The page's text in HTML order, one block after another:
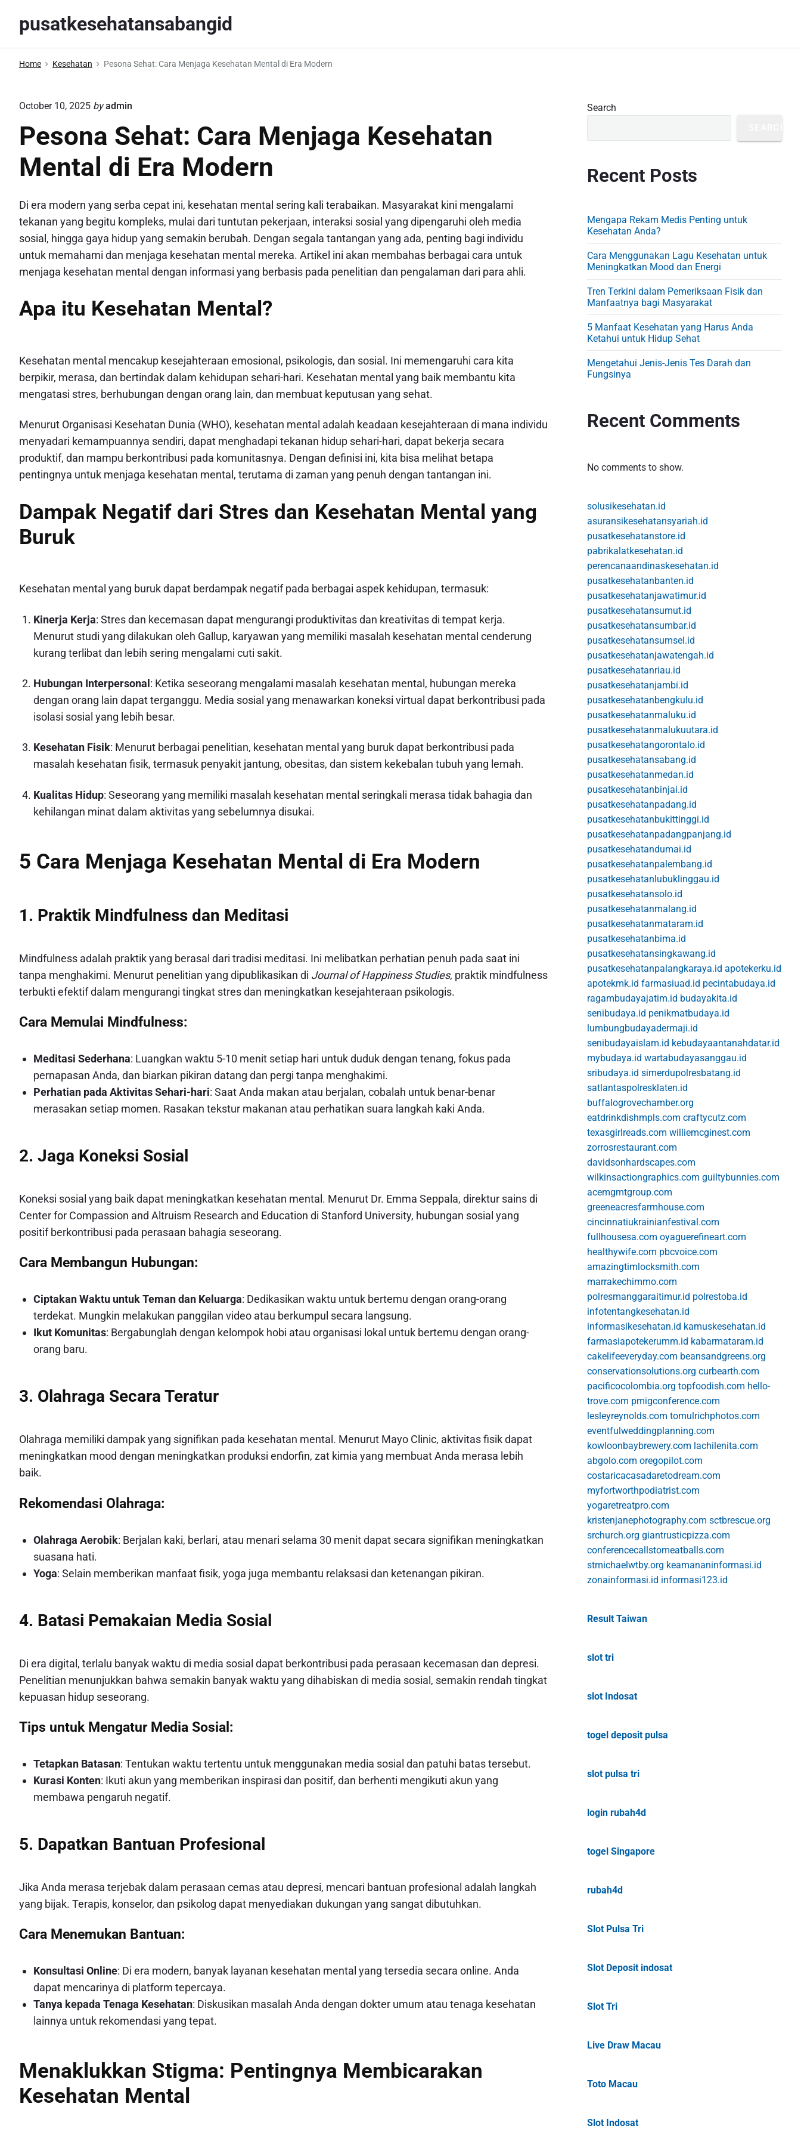
pusatkesehatansabangid
Home Kesehatan Pesona Sehat: Cara Menjaga Kesehatan Mental di Era Modern
October 10, 2025 by admin
Pesona Sehat: Cara Menjaga Kesehatan
Mental di Era Modern
Di era modern yang serba cepat ini, kesehatan mental sering kali terabaikan. Masyarakat kini mengalami
tekanan yang begitu kompleks, mulai dari tuntutan pekerjaan, interaksi sosial yang dipengaruhi oleh media
sosial, hingga gaya hidup yang semakin berubah. Dengan segala tantangan yang ada, penting bagi individu
untuk memahami dan menjaga kesehatan mental mereka. Artikel ini akan membahas berbagai cara untuk
menjaga kesehatan mental dengan informasi yang berbasis pada penelitian dan pengalaman dari para ahli.
Apa itu Kesehatan Mental?
Kesehatan mental mencakup kesejahteraan emosional, psikologis, dan sosial. Ini memengaruhi cara kita
berpikir, merasa, dan bertindak dalam kehidupan sehari-hari. Kesehatan mental yang baik membantu kita
mengatasi stres, berhubungan dengan orang lain, dan membuat keputusan yang sehat.
Menurut Organisasi Kesehatan Dunia (WHO), kesehatan mental adalah keadaan kesejahteraan di mana individu
menyadari kemampuannya sendiri, dapat menghadapi tekanan hidup sehari-hari, dapat bekerja secara
produktif, dan mampu berkontribusi pada komunitasnya. Dengan definisi ini, kita bisa melihat betapa
pentingnya untuk menjaga kesehatan mental, terutama di zaman yang penuh dengan tantangan ini.
Dampak Negatif dari Stres dan Kesehatan Mental yang
Buruk
Kesehatan mental yang buruk dapat berdampak negatif pada berbagai aspek kehidupan, termasuk:
Kinerja Kerja: Stres dan kecemasan dapat mengurangi produktivitas dan kreativitas di tempat kerja.
Menurut studi yang dilakukan oleh Gallup, karyawan yang memiliki masalah kesehatan mental cenderung
kurang terlibat dan lebih sering mengalami cuti sakit.
Hubungan Interpersonal : Ketika seseorang mengalami masalah kesehatan mental, hubungan mereka
dengan orang lain dapat terganggu. Media sosial yang menawarkan koneksi virtual dapat berkontribusi pada
isolasi sosial yang lebih besar.
Kesehatan Fisik: Menurut berbagai penelitian, kesehatan mental yang buruk dapat berkontribusi pada
masalah kesehatan fisik, termasuk penyakit jantung, obesitas, dan sistem kekebalan tubuh yang lemah.
Kualitas Hidup: Seseorang yang memiliki masalah kesehatan mental seringkali merasa tidak bahagia dan
kehilangan minat dalam aktivitas yang sebelumnya disukai.
5 Cara Menjaga Kesehatan Mental di Era Modern
1. Praktik Mindfulness dan Meditasi
Mindfulness adalah praktik yang berasal dari tradisi meditasi. Ini melibatkan perhatian penuh pada saat ini
tanpa menghakimi. Menurut penelitian yang dipublikasikan di Journal of Happiness Studies, praktik mindfulness
terbukti efektif dalam mengurangi tingkat stres dan meningkatkan kesejahteraan psikologis.
Cara Memulai Mindfulness:
Meditasi Sederhana: Luangkan waktu 5-10 menit setiap hari untuk duduk dengan tenang, fokus pada
pernapasan Anda, dan biarkan pikiran datang dan pergi tanpa menghakimi.
Perhatian pada Aktivitas Sehari-hari: Saat Anda makan atau berjalan, cobalah untuk benar-benar
merasakan setiap momen. Rasakan tekstur makanan atau perhatikan suara langkah kaki Anda.
2. Jaga Koneksi Sosial
Koneksi sosial yang baik dapat meningkatkan kesehatan mental. Menurut Dr. Emma Seppala, direktur sains di
Center for Compassion and Altruism Research and Education di Stanford University, hubungan sosial yang
positif berkontribusi pada perasaan bahagia seseorang.
Cara Membangun Hubungan:
Ciptakan Waktu untuk Teman dan Keluarga: Dedikasikan waktu untuk bertemu dengan orang-orang
terdekat. Mungkin melakukan panggilan video atau berkumpul secara langsung.
Ikut Komunitas: Bergabunglah dengan kelompok hobi atau organisasi lokal untuk bertemu dengan orang-
orang baru.
3. Olahraga Secara Teratur
Olahraga memiliki dampak yang signifikan pada kesehatan mental. Menurut Mayo Clinic, aktivitas fisik dapat
meningkatkan mood dengan meningkatkan produksi endorfin, zat kimia yang membuat Anda merasa lebih
baik.
Rekomendasi Olahraga:
Olahraga Aerobik: Berjalan kaki, berlari, atau menari selama 30 menit dapat secara signifikan meningkatkan
suasana hati.
Yoga: Selain memberikan manfaat fisik, yoga juga membantu relaksasi dan ketenangan pikiran.
4. Batasi Pemakaian Media Sosial
Di era digital, terlalu banyak waktu di media sosial dapat berkontribusi pada perasaan kecemasan dan depresi.
Penelitian menunjukkan bahwa semakin banyak waktu yang dihabiskan di media sosial, semakin rendah tingkat
kepuasan hidup seseorang.
Tips untuk Mengatur Media Sosial:
Tetapkan Batasan: Tentukan waktu tertentu untuk menggunakan media sosial dan patuhi batas tersebut.
Kurasi Konten: Ikuti akun yang memberikan inspirasi dan positif, dan berhenti mengikuti akun yang
membawa pengaruh negatif.
5. Dapatkan Bantuan Profesional
Jika Anda merasa terjebak dalam perasaan cemas atau depresi, mencari bantuan profesional adalah langkah
yang bijak. Terapis, konselor, dan psikolog dapat menyediakan dukungan yang sangat dibutuhkan.
Cara Menemukan Bantuan:
Konsultasi Online: Di era modern, banyak layanan kesehatan mental yang tersedia secara online. Anda
dapat mencarinya di platform tepercaya.
Tanya kepada Tenaga Kesehatan: Diskusikan masalah Anda dengan dokter umum atau tenaga kesehatan
lainnya untuk rekomendasi yang tepat.
Menaklukkan Stigma: Pentingnya Membicarakan
Kesehatan Mental
Search
Recent Posts
Mengapa Rekam Medis Penting untuk
Kesehatan Anda?
Cara Menggunakan Lagu Kesehatan untuk
Meningkatkan Mood dan Energi
Tren Terkini dalam Pemeriksaan Fisik dan
Manfaatnya bagi Masyarakat
5 Manfaat Kesehatan yang Harus Anda
Ketahui untuk Hidup Sehat
Mengetahui Jenis-Jenis Tes Darah dan
Fungsinya
Recent Comments
No comments to show.
solusikesehatan.id
asuransikesehatansyariah.id
pusatkesehatanstore.id
pabrikalatkesehatan.id
perencanaandinaskesehatan.id
pusatkesehatanbanten.id
pusatkesehatanjawatimur.id
pusatkesehatansumut.id
pusatkesehatansumbar.id
pusatkesehatansumsel.id
pusatkesehatanjawatengah.id
pusatkesehatanriau.id
pusatkesehatanjambi.id
pusatkesehatanbengkulu.id
pusatkesehatanmaluku.id
pusatkesehatanmalukuutara.id
pusatkesehatangorontalo.id
pusatkesehatansabang.id
pusatkesehatanmedan.id
pusatkesehatanbinjai.id
pusatkesehatanpadang.id
pusatkesehatanbukittinggi.id
pusatkesehatanpadangpanjang.id
pusatkesehatandumai.id
pusatkesehatanpalembang.id
pusatkesehatanlubuklinggau.id
pusatkesehatansolo.id
pusatkesehatanmalang.id
pusatkesehatanmataram.id
pusatkesehatanbima.id
pusatkesehatansingkawang.id
pusatkesehatanpalangkaraya.id apotekerku.id
apotekmk.id farmasiuad.id pecintabudaya.id
ragambudayajatim.id budayakita.id
senibudaya.id penikmatbudaya.id
lumbungbudayadermaji.id
senibudayaislam.id kebudayaantanahdatar.id
mybudaya.id wartabudayasanggau.id
sribudaya.id simerdupolresbatang.id
satlantaspolresklaten.id
buffalogrovechamber.org
eatdrinkdishmpls.com craftycutz.com
texasgirlreads.com williemcginest.com
zorrosrestaurant.com
davidsonhardscapes.com
wilkinsactiongraphics.com guiltybunnies.com
acemgmtgroup.com
greeneacresfarmhouse.com
cincinnatiukrainianfestival.com
fullhousesa.com oyaguerefineart.com
healthywife.com pbcvoice.com
amazingtimlocksmith.com
marrakechimmo.com
polresmanggaraitimur.id polrestoba.id
infotentangkesehatan.id
informasikesehatan.id kamuskesehatan.id
farmasiapotekerumm.id kabarmataram.id
cakelifeeveryday.com beansandgreens.org
conservationsolutions.org curbearth.com
pacificocolombia.org topfoodish.com hello-
trove.com pmigconference.com
lesleyreynolds.com tomulrichphotos.com
eventfulweddingplanning.com
kowloonbaybrewery.com lachilenita.com
abgolo.com oregopilot.com
costaricacasadaretodream.com
myfortworthpodiatrist.com
yogaretreatpro.com
kristenjanephotography.com sctbrescue.org
srchurch.org giantrusticpizza.com
conferencecallstomeatballs.com
stmichaelwtby.org keamananinformasi.id
zonainformasi.id informasi123.id
Result Taiwan
slot tri
slot Indosat
togel deposit pulsa
slot pulsa tri
login rubah4d
togel Singapore
rubah4d
Slot Pulsa Tri
Slot Deposit indosat
Slot Tri
Live Draw Macau
Toto Macau
Slot Indosat